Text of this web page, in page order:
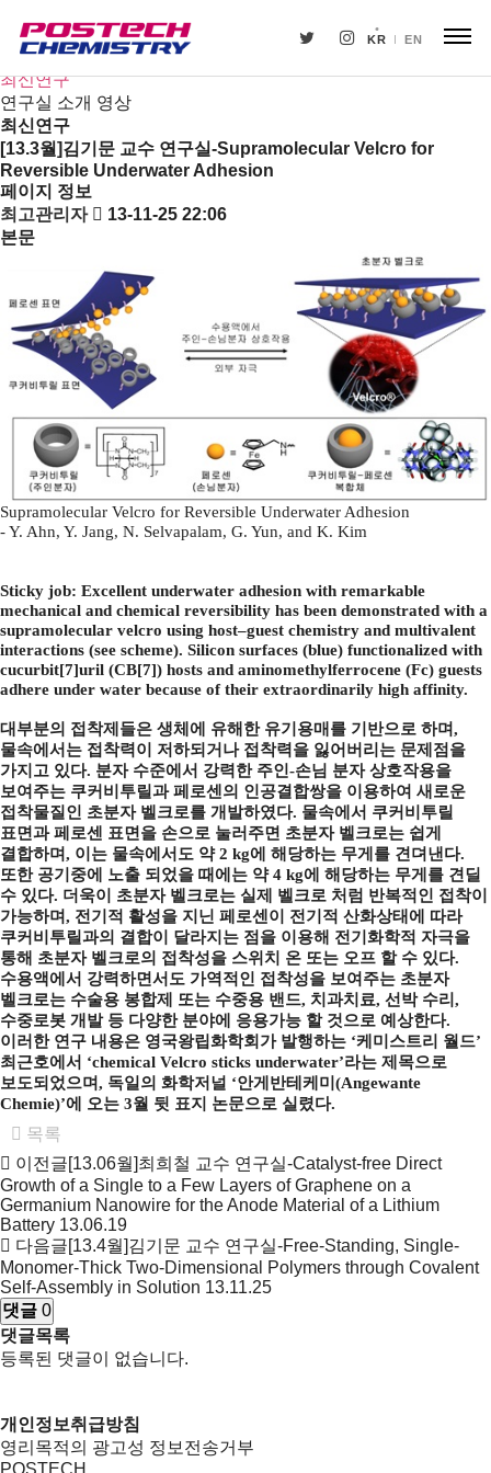
KR EN
연구분야/연구실
연구센터
최신연구
연구실 소개 영상
최신연구
[13.3월]김기문 교수 연구실-Supramolecular Velcro for
Reversible Underwater Adhesion
페이지 정보
최고관리자
13-11-25 22:06
본문
Supramolecular Velcro for Reversible Underwater Adhesion
- Y. Ahn, Y. Jang, N. Selvapalam, G. Yun, and K. Kim
Sticky job: Excellent underwater adhesion with remarkable
mechanical and chemical reversibility has been demonstrated with a
supramolecular velcro using host–guest chemistry and multivalent
interactions (see scheme). Silicon surfaces (blue) functionalized with
cucurbit[7]uril (CB[7]) hosts and aminomethylferrocene (Fc) guests
adhere under water because of their extraordinarily high affinity.
대부분의 접착제들은 생체에 유해한 유기용매를 기반으로 하며,
물속에서는 접착력이 저하되거나 접착력을 잃어버리는 문제점을
가지고 있다. 분자 수준에서 강력한 주인-손님 분자 상호작용을
보여주는 쿠커비투릴과 페로센의 인공결합쌍을 이용하여 새로운
접착물질인 초분자 벨크로를 개발하였다. 물속에서 쿠커비투릴
표면과 페로센 표면을 손으로 눌러주면 초분자 벨크로는 쉽게
결합하며, 이는 물속에서도 약 2 kg에 해당하는 무게를 견뎌낸다.
또한 공기중에 노출 되었을 때에는 약 4 kg에 해당하는 무게를 견딜
수 있다. 더욱이 초분자 벨크로는 실제 벨크로 처럼 반복적인 접착이
가능하며, 전기적 활성을 지닌 페로센이 전기적 산화상태에 따라
쿠커비투릴과의 결합이 달라지는 점을 이용해 전기화학적 자극을
통해 초분자 벨크로의 접착성을 스위치 온 또는 오프 할 수 있다.
수용액에서 강력하면서도 가역적인 접착성을 보여주는 초분자
벨크로는 수술용 봉합제 또는 수중용 밴드, 치과치료, 선박 수리,
수중로봇 개발 등 다양한 분야에 응용가능 할 것으로 예상한다.
이러한 연구 내용은 영국왕립화학회가 발행하는 ‘케미스트리 월드’
최근호에서 ‘chemical Velcro sticks underwater’라는 제목으로
보도되었으며, 독일의 화학저널 ‘안게반테케미(Angewante
Chemie)’에 오는 3월 뒷 표지 논문으로 실렸다.
목록
이전글[13.06월]최희철 교수 연구실-Catalyst-free Direct
Growth of a Single to a Few Layers of Graphene on a
Germanium Nanowire for the Anode Material of a Lithium
Battery 13.06.19
다음글[13.4월]김기문 교수 연구실-Free-Standing, Single-
Monomer-Thick Two-Dimensional Polymers through Covalent
Self-Assembly in Solution 13.11.25
댓글 0
댓글목록
등록된 댓글이 없습니다.
개인정보취급방침
영리목적의 광고성 정보전송거부